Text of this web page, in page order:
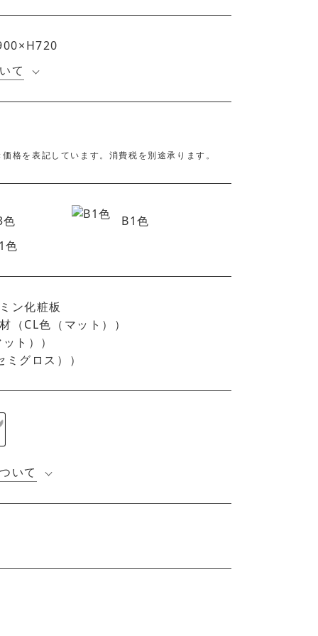
て
格を表記しています。消費税を別途承ります。
B1色
色
ン化粧板
（CL色（マット））
ト））
グロス））
いて